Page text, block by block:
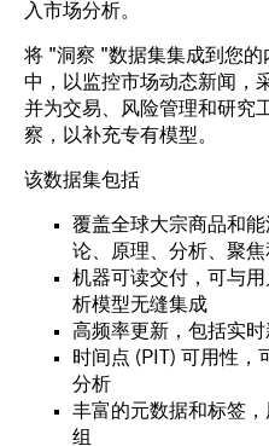
入市场分析。
将 "洞察 "数据集集成到您
中，以监控市场动态新闻，
并为交易、风险管理和研究
察，以补充专有模型。
该数据集包括
覆盖全球大宗商品和
论、原理、分析、聚
机器可读交付，可与
析模型无缝集成
高频率更新，包括实
时间点 (PIT) 可用性，
分析
丰富的元数据和标签
组